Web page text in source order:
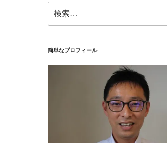
索:
簡単なプロフィール